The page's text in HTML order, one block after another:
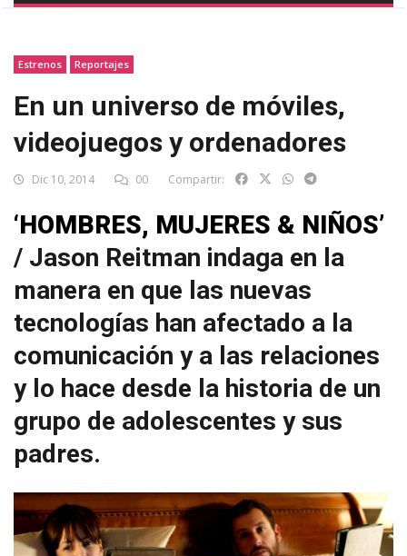
Estrenos Reportajes
En un universo de móviles,
videojuegos y ordenadores
Dic 10, 2014 00 Compartir:
‘HOMBRES, MUJERES & NIÑOS’
/ Jason Reitman indaga en la
manera en que las nuevas
tecnologías han afectado a la
comunicación y a las relaciones
y lo hace desde la historia de un
grupo de adolescentes y sus
padres.